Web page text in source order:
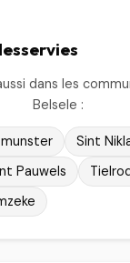
dans les
Belsele :
Sint
Pauwels